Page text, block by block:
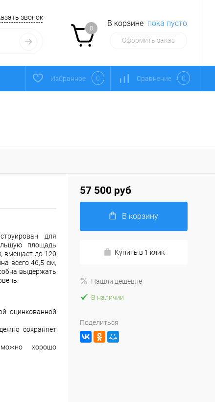
звонок
0
В корзине пока пусто
Оформить заказ
Избранное 0 Сравнение 0
для
площадь
вмещает до 120
всего 46,5 см,
выдержать
оцинкованной
сохраняет
можно хорошо
57 500 руб
В корзину
Купить в 1 клик
Нашли дешевле
В наличии
Поделиться